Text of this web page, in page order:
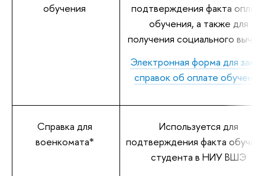
обучения
подтверждения факта
обучения, а также для
получения социального
Электронная форма для
справок об оплате обучения
Справка для
оенкомата*
Используется для
подтверждения факта
студента в НИУ ВШЭ